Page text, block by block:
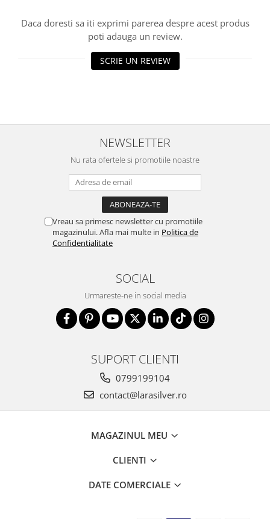
marimea 61
Daca doresti sa iti exprimi parerea despre acest produs
poti adauga un review.
SCRIE UN REVIEW
NEWSLETTER
Nu rata ofertele si promotiile noastre
Vreau sa primesc newsletter cu promotiile
magazinului. Afla mai multe in Politica de
Confidentialitate
SOCIAL
Urmareste-ne in social media
SUPORT CLIENTI
0799199104
contact@larasilver.ro
MAGAZINUL MEU
CLIENTI
DATE COMERCIALE